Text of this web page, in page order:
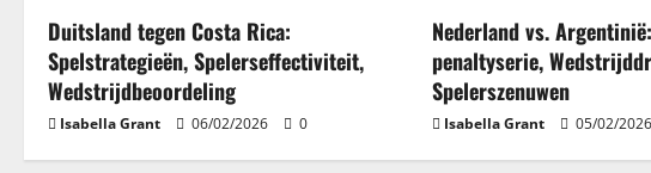
Duitsland tegen Costa Rica:
Spelstrategieën, Spelerseffectiviteit,
Wedstrijdbeoordeling
Isabella Grant 06/02/2026 0
Nederland vs.
penaltyserie,
Spelerszenuwen
Isabella Grant 05/02/2026